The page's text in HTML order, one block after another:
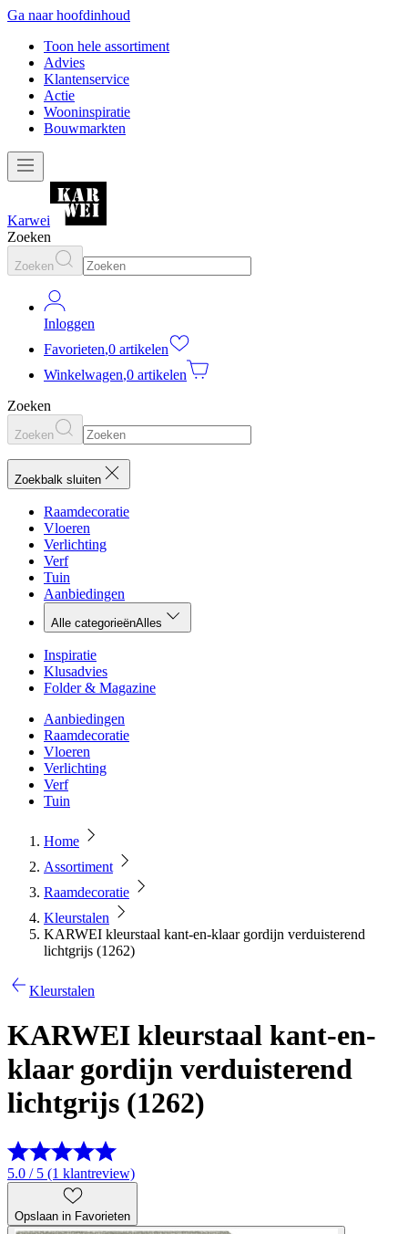
Ga naar hoofdinhoud
Toon hele assortiment
Advies
Klantenservice
Actie
Wooninspiratie
Bouwmarkten
Karwei
Zoeken
Zoeken
Inloggen
Favorieten,0 artikelen
Winkelwagen,0 artikelen
Zoeken
Zoeken
Zoekbalk sluiten
Raamdecoratie
Vloeren
Verlichting
Verf
Tuin
Aanbiedingen
Alle categorieënAlles
Inspiratie
Klusadvies
Folder & Magazine
Aanbiedingen
Raamdecoratie
Vloeren
Verlichting
Verf
Tuin
Home
Assortiment
Raamdecoratie
Kleurstalen
KARWEI kleurstaal kant-en-klaar gordijn verduisterend
lichtgrijs (1262)
Kleurstalen
KARWEI kleurstaal kant-en-
klaar gordijn verduisterend
lichtgrijs (1262)
5.0 / 5 (1 klantreview)
Opslaan in Favorieten